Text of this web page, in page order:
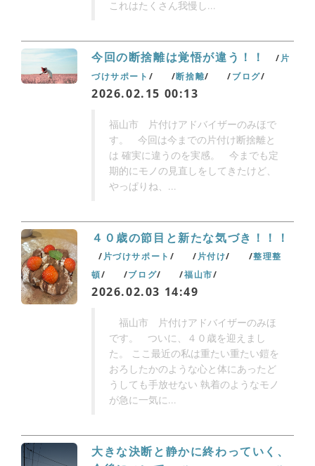
これはたくさん我慢し...
今回の断捨離は覚悟が違う！！
片
づけサポート
断捨離 ブログ
2026.02.15 00:13
福山市 片付けアドバイザーのみほで
す。 今回は今までの片付け断捨離と
は 確実に違うのを実感。 今までも定
期的にモノの見直しをしてきたけど、
やっぱりね、...
４０歳の節目と新たな気づき！！！
片づけサポート 片付け
整理整
頓
ブログ 福山市
2026.02.03 14:49
福山市 片付けアドバイザーのみほ
です。 ついに、４０歳を迎えまし
た。 ここ最近の私は重たい重たい鎧を
おろしたかのような心と体にあったど
うしても手放せない 執着のようなモノ
が急に一気に...
大きな決断と静かに終わっていく、